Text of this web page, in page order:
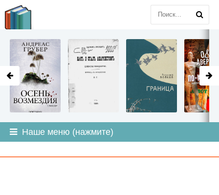
Наше меню (нажмите)
LITMIR.ORG